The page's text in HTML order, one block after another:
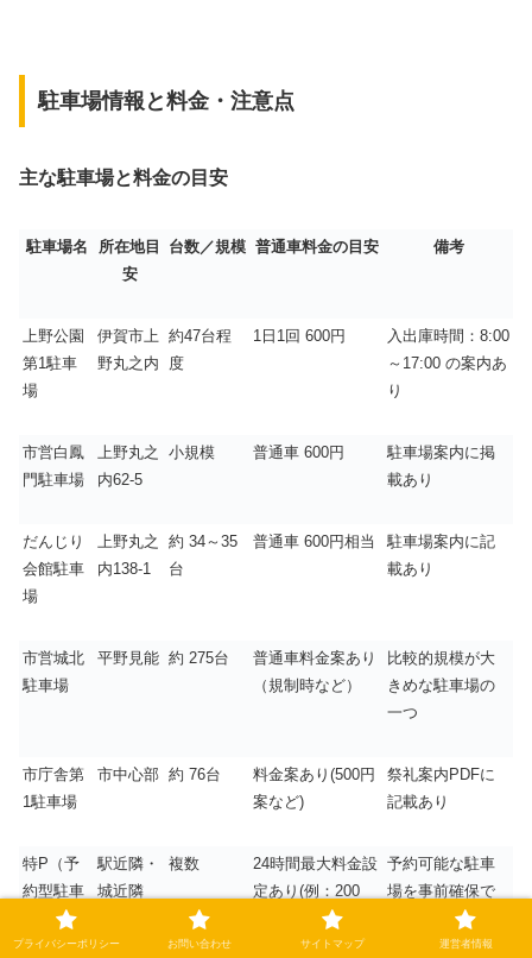
駐車場情報と料金・注意点
主な駐車場と料金の目安
駐車場名
所在地目
安
台数／規模 普通車料金の目安 備考
上野公園
第1 駐車
場
伊賀市上
野丸之内
約47台程
度
1 日 1 回 600円 入出庫時間： 8:00
～ 17:00 の案内あ
り
市営白鳳
門駐車場
上野丸之
内62-5
小規模 普通車 600円
駐車場案内に掲
載あり
だんじり
会館駐車
場
上野丸之
内138-1
約 34～ 35
台
普通車 600円相当
駐車場案内に記
載あり
市営城北
駐車場
平野見能 約 275台
普通車料金案あり
（規制時など）
比較的規模が大
きめな駐車場の
一つ
市庁舎第
1 駐車場
市中心部 約 76台 料金案あり(500円
案など)
祭礼案内 PDFに
記載あり
特P （予
約型駐車
駅近隣・
城近隣
複数 24時間最大料金設
定あり(例： 200
円など)
予約可能な駐車
場を事前確保で
きる可能性あり
プライバシーポリシー お問い合わせ サイトマップ 運営者情報